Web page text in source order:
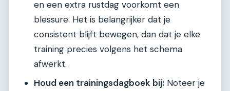
en een extra rustdag voorkomt een
blessure. Het is belangrijker dat je
consistent blijft bewegen, dan dat je elke
training precies volgens het schema
afwerkt.
Houd een trainingsdagboek bij: Noteer je